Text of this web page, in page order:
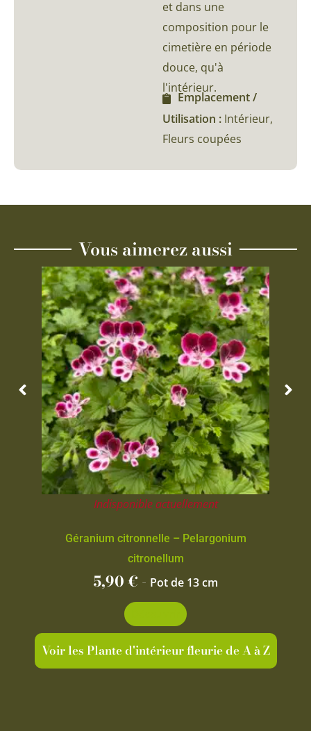
et dans une
composition pour le
cimetière en période
douce, qu'à
l'intérieur.
Emplacement /
Utilisation : Intérieur,
Fleurs coupées
Vous aimerez aussi
Indisponible actuellement
Géranium citronnelle – Pelargonium
citronellum
5,90€ - Pot de 13 cm
Voir les Plante d'intérieur fleurie de A à Z